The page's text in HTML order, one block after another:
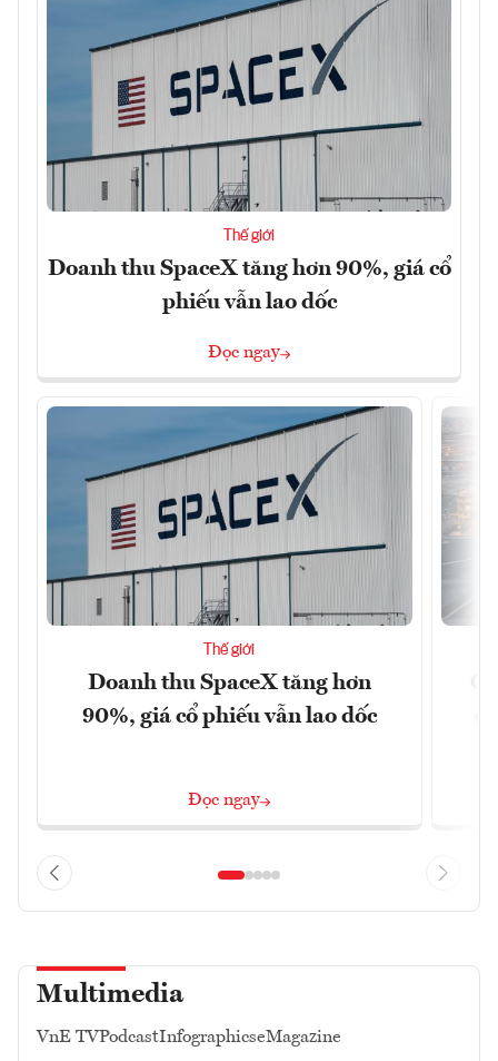
Thế giới
Doanh thu SpaceX tăng hơn 90%, giá cổ
phiếu vẫn lao dốc
Đọc ngay
Thế giới
Doanh thu SpaceX tăng hơn
90%, giá cổ phiếu vẫn lao dốc
Đọc ngay
Multimedia
VnE TVPodcastInfographicseMagazine